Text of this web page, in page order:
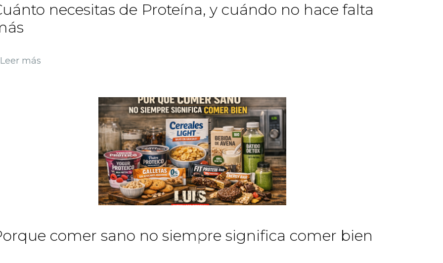
necesitas de Proteína, y cuándo no hace falta
Leer más
comer sano no siempre significa comer bien